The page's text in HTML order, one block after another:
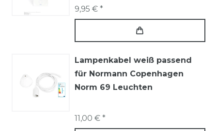
9,95 € *
Lampenkabel weiß passend
für Normann Copenhagen
Norm 69 Leuchten
11,00 € *